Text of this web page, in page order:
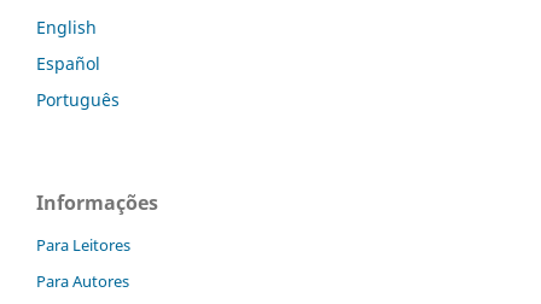
English
Español
Português
Informações
Para Leitores
Para Autores